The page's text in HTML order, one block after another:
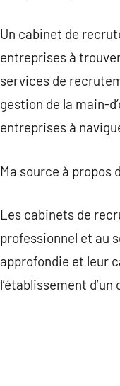
Un cabinet de
entreprises à
services de
gestion de la main-
entreprises à
Ma source à propos
Les cabinets de
professionnel et au
approfondie et leur
l’établissement